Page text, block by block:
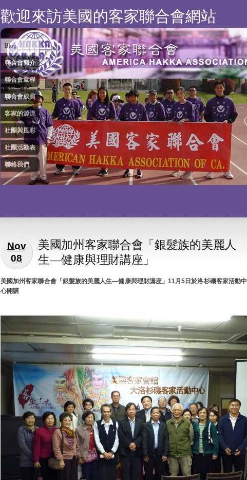
歡迎來訪美國的客家聯合會網站
Blog
聯合會簡介
聯合會章程
聯合會成員
客家的源流
社團與風彩
社團活動表
聯絡我們
Nov
08
美國加州客家聯合會「銀髮族的美麗人
生—健康與理財講座」
美國加州客家聯合會「銀髮族的美麗人生—健康與理財講座」11月5日於洛杉磯客家活動中
心開講